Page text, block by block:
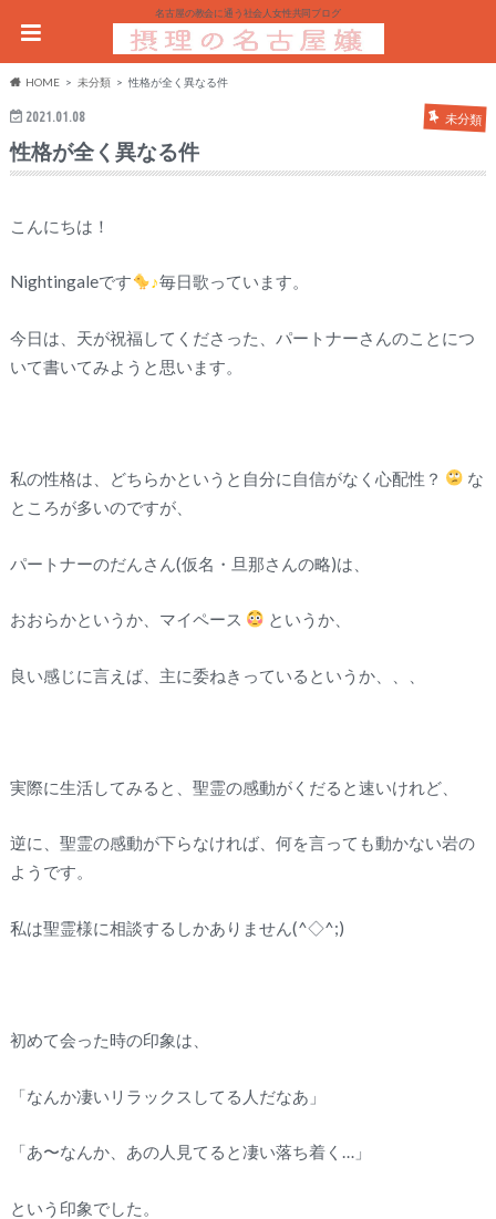
名古屋の教会に通う社会人女性共同ブログ
HOME 未分類 性格が全く異なる件
2021.01.08 未分類
性格が全く異なる件
こんにちは！
Nightingaleです ♪毎日歌っています。
今日は、天が祝福してくださった、パートナーさんのことにつ
いて書いてみようと思います。
私の性格は、どちらかというと自分に自信がなく心配性？
な
ところが多いのですが、
パートナーのだんさん(仮名・旦那さんの略)は、
おおらかというか、マイペース というか、
良い感じに言えば、主に委ねきっているというか、、、
実際に生活してみると、聖霊の感動がくだると速いけれど、
逆に、聖霊の感動が下らなければ、何を言っても動かない岩の
ようです。
私は聖霊様に相談するしかありません(^◇^;)
初めて会った時の印象は、
「なんか凄いリラックスしてる人だなあ」
「あ〜なんか、あの人見てると凄い落ち着く…」
という印象でした。